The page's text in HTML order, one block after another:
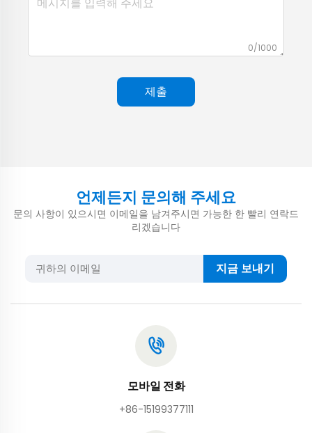
0/1000
제출
언제든지 문의해 주세요
문의 사항이 있으시면 이메일을 남겨주시면 가능한 한 빨리 연락드
리겠습니다
지금 보내기
모바일 전화
+86-15199377111